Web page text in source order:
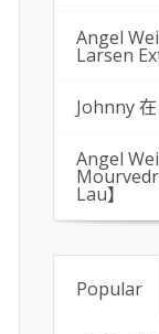
Angel Wei
Larsen
Johnny 在
Angel Wei
Lau】
Popular